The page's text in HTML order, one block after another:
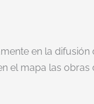
en la
el mapa las